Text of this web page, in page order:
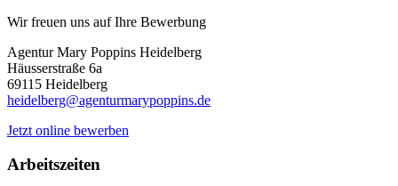
Wir freuen uns auf Ihre Bewerbung
Agentur Mary Poppins Heidelberg
Häusserstraße 6a
69115 Heidelberg
heidelberg@agenturmarypoppins.de
Jetzt online bewerben
Arbeitszeiten